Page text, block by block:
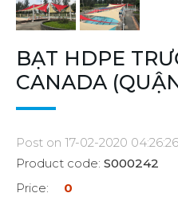
BẠT HDPE
CANADA
Post on 17-02-2020
Product code: S000242
Price:
0